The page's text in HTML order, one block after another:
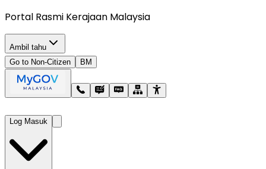
Portal Rasmi Kerajaan Malaysia
Ambil tahu
Go to Non-Citizen
BM
Log Masuk